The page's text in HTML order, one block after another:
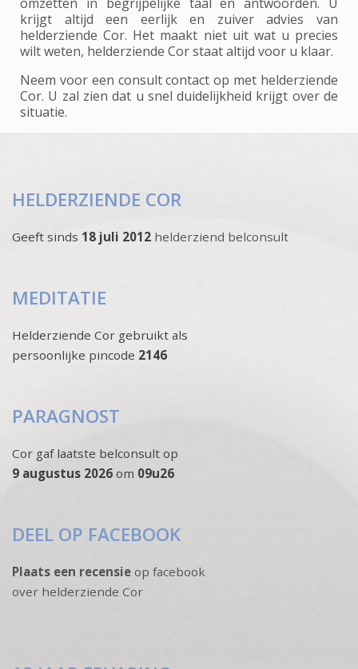
krijgt altijd een eerlijk en zuiver advies van
helderziende Cor. Het maakt niet uit wat u precies
wilt weten, helderziende Cor staat altijd voor u klaar.
Neem voor een consult contact op met helderziende
Cor. U zal zien dat u snel duidelijkheid krijgt over de
situatie.
HELDERZIENDE COR
Geeft sinds 18 juli 2012 helderziend belconsult
MEDITATIE
Helderziende Cor gebruikt als
persoonlijke pincode 2146
PARAGNOST
Cor gaf laatste belconsult op
9 augustus 2026 om 09u26
DEEL OP FACEBOOK
Plaats een recensie op facebook
over helderziende Cor